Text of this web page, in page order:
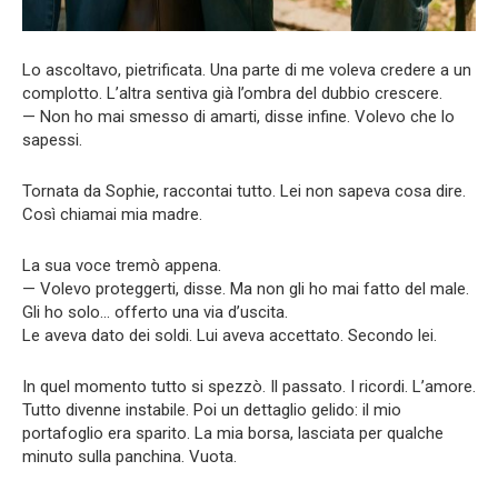
Lo ascoltavo, pietrificata. Una parte di me voleva credere a un
complotto. L’altra sentiva già l’ombra del dubbio crescere.
— Non ho mai smesso di amarti, disse infine. Volevo che lo
sapessi.
Tornata da Sophie, raccontai tutto. Lei non sapeva cosa dire.
Così chiamai mia madre.
La sua voce tremò appena.
— Volevo proteggerti, disse. Ma non gli ho mai fatto del male.
Gli ho solo… offerto una via d’uscita.
Le aveva dato dei soldi. Lui aveva accettato. Secondo lei.
In quel momento tutto si spezzò. Il passato. I ricordi. L’amore.
Tutto divenne instabile. Poi un dettaglio gelido: il mio
portafoglio era sparito. La mia borsa, lasciata per qualche
minuto sulla panchina. Vuota.